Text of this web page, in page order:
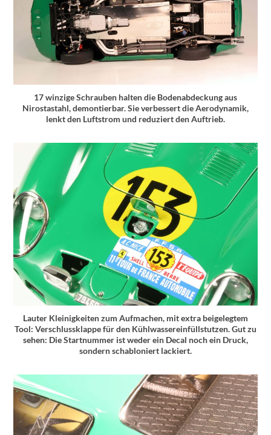
17 winzige Schrauben halten die Bodenabdeckung aus
Nirostastahl, demontierbar. Sie verbessert die Aerodynamik,
lenkt den Luftstrom und reduziert den Auftrieb.
Lauter Kleinigkeiten zum Aufmachen, mit extra beigelegtem
Tool: Verschlussklappe für den Kühlwassereinfüllstutzen. Gut zu
sehen: Die Startnummer ist weder ein Decal noch ein Druck,
sondern schabloniert lackiert.